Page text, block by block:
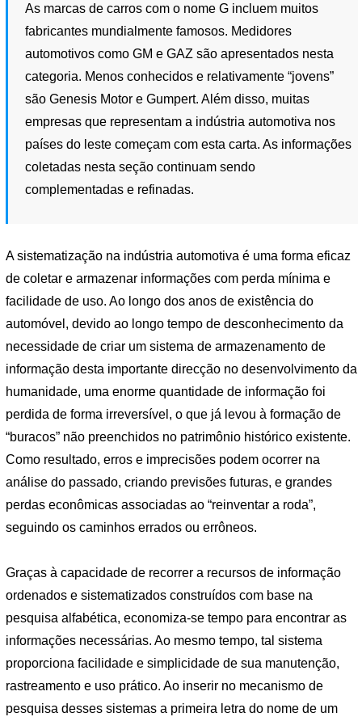
As marcas de carros com o nome G incluem muitos
fabricantes mundialmente famosos. Medidores
automotivos como GM e GAZ são apresentados nesta
categoria. Menos conhecidos e relativamente “jovens”
são Genesis Motor e Gumpert. Além disso, muitas
empresas que representam a indústria automotiva nos
países do leste começam com esta carta. As informações
coletadas nesta seção continuam sendo
complementadas e refinadas.
A sistematização na indústria automotiva é uma forma eficaz
de coletar e armazenar informações com perda mínima e
facilidade de uso. Ao longo dos anos de existência do
automóvel, devido ao longo tempo de desconhecimento da
necessidade de criar um sistema de armazenamento de
informação desta importante direcção no desenvolvimento da
humanidade, uma enorme quantidade de informação foi
perdida de forma irreversível, o que já levou à formação de
“buracos” não preenchidos no patrimônio histórico existente.
Como resultado, erros e imprecisões podem ocorrer na
análise do passado, criando previsões futuras, e grandes
perdas econômicas associadas ao “reinventar a roda”,
seguindo os caminhos errados ou errôneos.
Graças à capacidade de recorrer a recursos de informação
ordenados e sistematizados construídos com base na
pesquisa alfabética, economiza-se tempo para encontrar as
informações necessárias. Ao mesmo tempo, tal sistema
proporciona facilidade e simplicidade de sua manutenção,
rastreamento e uso prático. Ao inserir no mecanismo de
pesquisa desses sistemas a primeira letra do nome de um